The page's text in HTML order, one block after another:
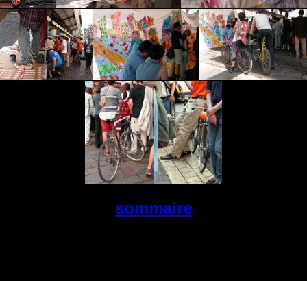
sommaire